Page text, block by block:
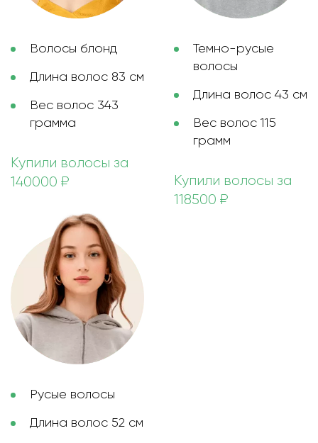
Волосы блонд
Длина волос 83 см
Вес волос 343
грамма
Купили волосы за
140000 ₽
Темно-русые
волосы
Длина волос 43 см
Вес волос 115
грамм
Купили волосы за
118500 ₽
Русые волосы
Длина волос 52 см